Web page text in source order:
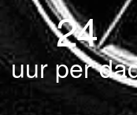
24
uur per